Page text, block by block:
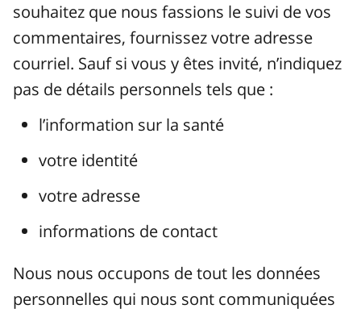
souhaitez que nous fassions le suivi de vos
commentaires, fournissez votre adresse
courriel. Sauf si vous y êtes invité, n’indiquez
pas de détails personnels tels que :
l’information sur la santé
votre identité
votre adresse
informations de contact
Nous nous occupons de tout les données
personnelles qui nous sont communiquées